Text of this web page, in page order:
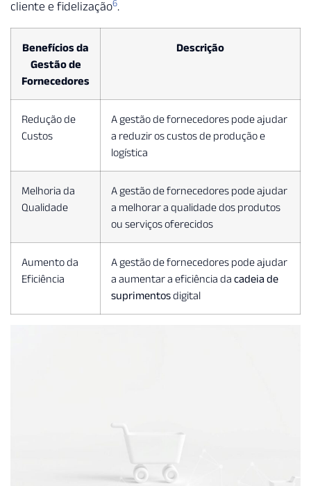
cliente e fidelização6.
Benefícios da
Gestão de
Fornecedores
Descrição
Redução de
Custos
A gestão de fornecedores pode ajudar
a reduzir os custos de produção e
logística
Melhoria da
Qualidade
A gestão de fornecedores pode ajudar
a melhorar a qualidade dos produtos
ou serviços oferecidos
Aumento da
Eficiência
A gestão de fornecedores pode ajudar
a aumentar a eficiência da cadeia de
suprimentosdigital